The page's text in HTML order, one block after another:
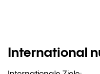
International